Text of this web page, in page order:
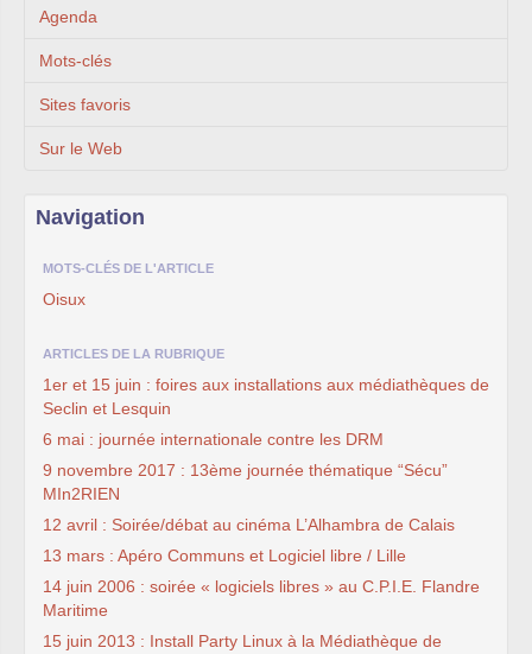
Agenda
Mots-clés
Sites favoris
Sur le Web
Navigation
MOTS-CLÉS DE L'ARTICLE
Oisux
ARTICLES DE LA RUBRIQUE
1er et 15 juin : foires aux installations aux médiathèques de
Seclin et Lesquin
6 mai : journée internationale contre les DRM
9 novembre 2017 : 13ème journée thématique “Sécu”
MIn2RIEN
12 avril : Soirée/débat au cinéma L’Alhambra de Calais
13 mars : Apéro Communs et Logiciel libre / Lille
14 juin 2006 : soirée « logiciels libres » au C.P.I.E. Flandre
Maritime
15 juin 2013 : Install Party Linux à la Médiathèque de